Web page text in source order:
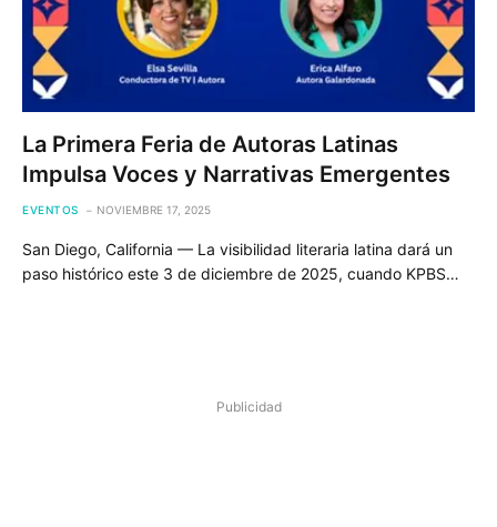
La Primera Feria de Autoras Latinas
Impulsa Voces y Narrativas Emergentes
EVENTOS NOVIEMBRE 17, 2025
San Diego, California — La visibilidad literaria latina dará un
paso histórico este 3 de diciembre de 2025, cuando KPBS…
Publicidad